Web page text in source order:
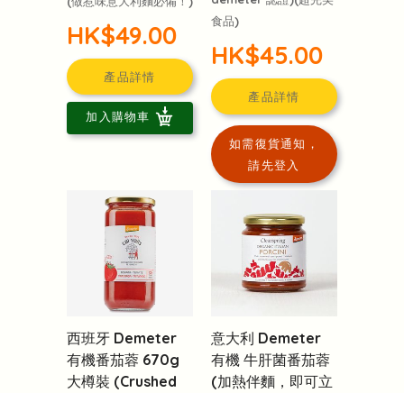
HK$49.00
產品詳情
加入購物車
食品)
HK$45.00
產品詳情
如需復貨通知，
請先登入
西班牙 Demeter
有機番茄蓉 670g
大樽裝 (Crushed
意大利 Demeter
有機 牛肝菌番茄蓉
(加熱伴麵，即可立